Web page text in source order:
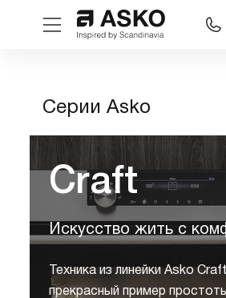
Техника для кухни
Уход за бельем
Asko Professional
Аксессуары
Серии Asko
Craft
Искусство жить с
Техника из линейки Asko
прекрасный пример простоты